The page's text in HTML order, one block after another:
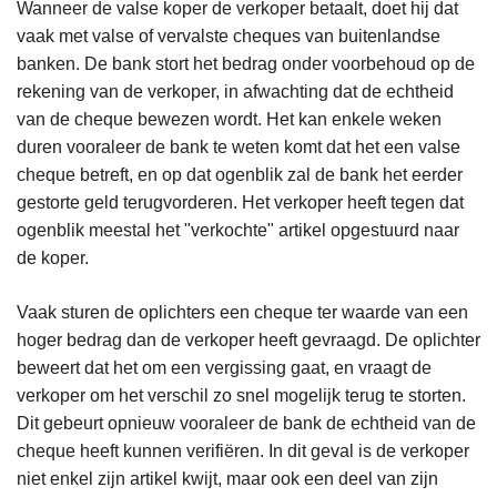
Wanneer de valse koper de verkoper betaalt, doet hij dat
vaak met valse of vervalste cheques van buitenlandse
banken. De bank stort het bedrag onder voorbehoud op de
rekening van de verkoper, in afwachting dat de echtheid
van de cheque bewezen wordt. Het kan enkele weken
duren vooraleer de bank te weten komt dat het een valse
cheque betreft, en op dat ogenblik zal de bank het eerder
gestorte geld terugvorderen. Het verkoper heeft tegen dat
ogenblik meestal het "verkochte" artikel opgestuurd naar
de koper.
Vaak sturen de oplichters een cheque ter waarde van een
hoger bedrag dan de verkoper heeft gevraagd. De oplichter
beweert dat het om een vergissing gaat, en vraagt de
verkoper om het verschil zo snel mogelijk terug te storten.
Dit gebeurt opnieuw vooraleer de bank de echtheid van de
cheque heeft kunnen verifiëren. In dit geval is de verkoper
niet enkel zijn artikel kwijt, maar ook een deel van zijn